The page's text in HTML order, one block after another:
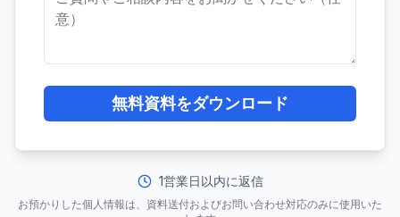
無料資料をダウンロード
1営業日以内に返信
お預かりした個人情報は、資料送付およびお問い合わせ対応のみに使用いた